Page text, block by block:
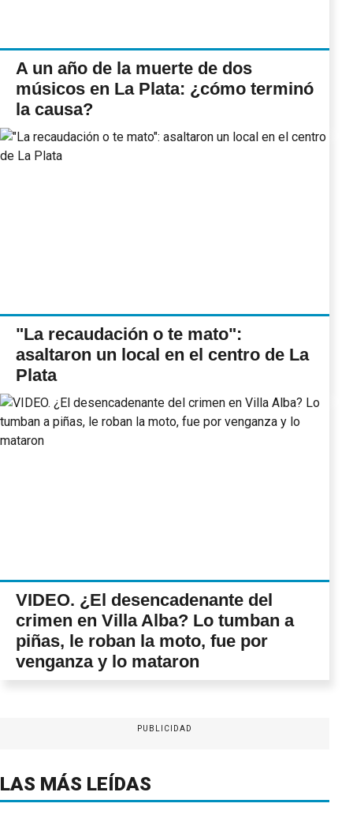
A un año de la muerte de dos
músicos en La Plata: ¿cómo terminó
la causa?
"La recaudación o te mato":
asaltaron un local en el centro de La
Plata
VIDEO. ¿El desencadenante del
crimen en Villa Alba? Lo tumban a
piñas, le roban la moto, fue por
venganza y lo mataron
PUBLICIDAD
LAS MÁS LEÍDAS